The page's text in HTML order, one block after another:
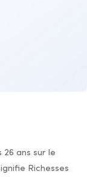
26 ans sur le
Richesses